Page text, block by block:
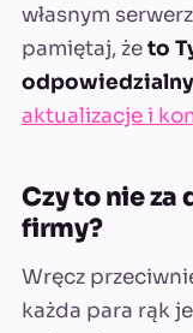
własnym
pamiętaj, żeto
odpowiedzialny
aktualizacje i
Czy to nie za
firmy?
Wręcz
każda para rąk